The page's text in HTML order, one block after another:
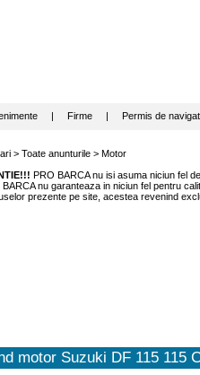
| Firme| Permis de
> Toate anunturile> Motor
PRO BARCA nu isi asuma niciun fel
BARCA nu garanteaza in niciun fel pentru
prezente pe site, acestea revenind
motor Suzuki DF 115 115